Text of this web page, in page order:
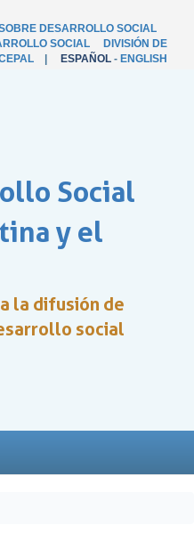
DESARROLLO SOCIAL
SOCIAL
DIVISIÓN DE
ESPAÑOL - ENGLISH
Social
y el
la difusión de
social